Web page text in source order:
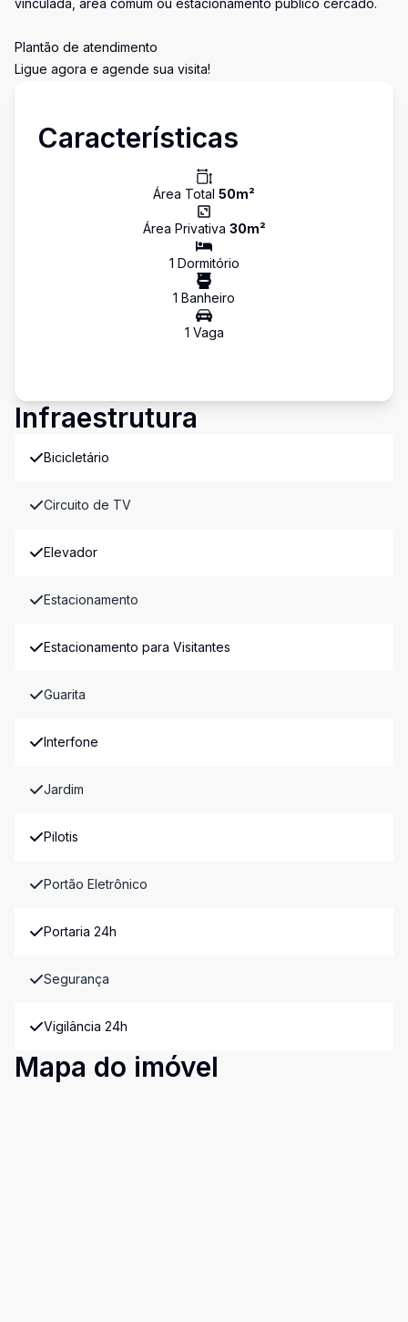
vinculada, área comum ou estacionamento público cercado.
Plantão de atendimento
Ligue agora e agende sua visita!
Características
Área Total 50m²
Área Privativa 30m²
1 Dormitório
1 Banheiro
1 Vaga
Infraestrutura
Bicicletário
Circuito de TV
Elevador
Estacionamento
Estacionamento para Visitantes
Guarita
Interfone
Jardim
Pilotis
Portão Eletrônico
Portaria 24h
Segurança
Vigilância 24h
Mapa do imóvel